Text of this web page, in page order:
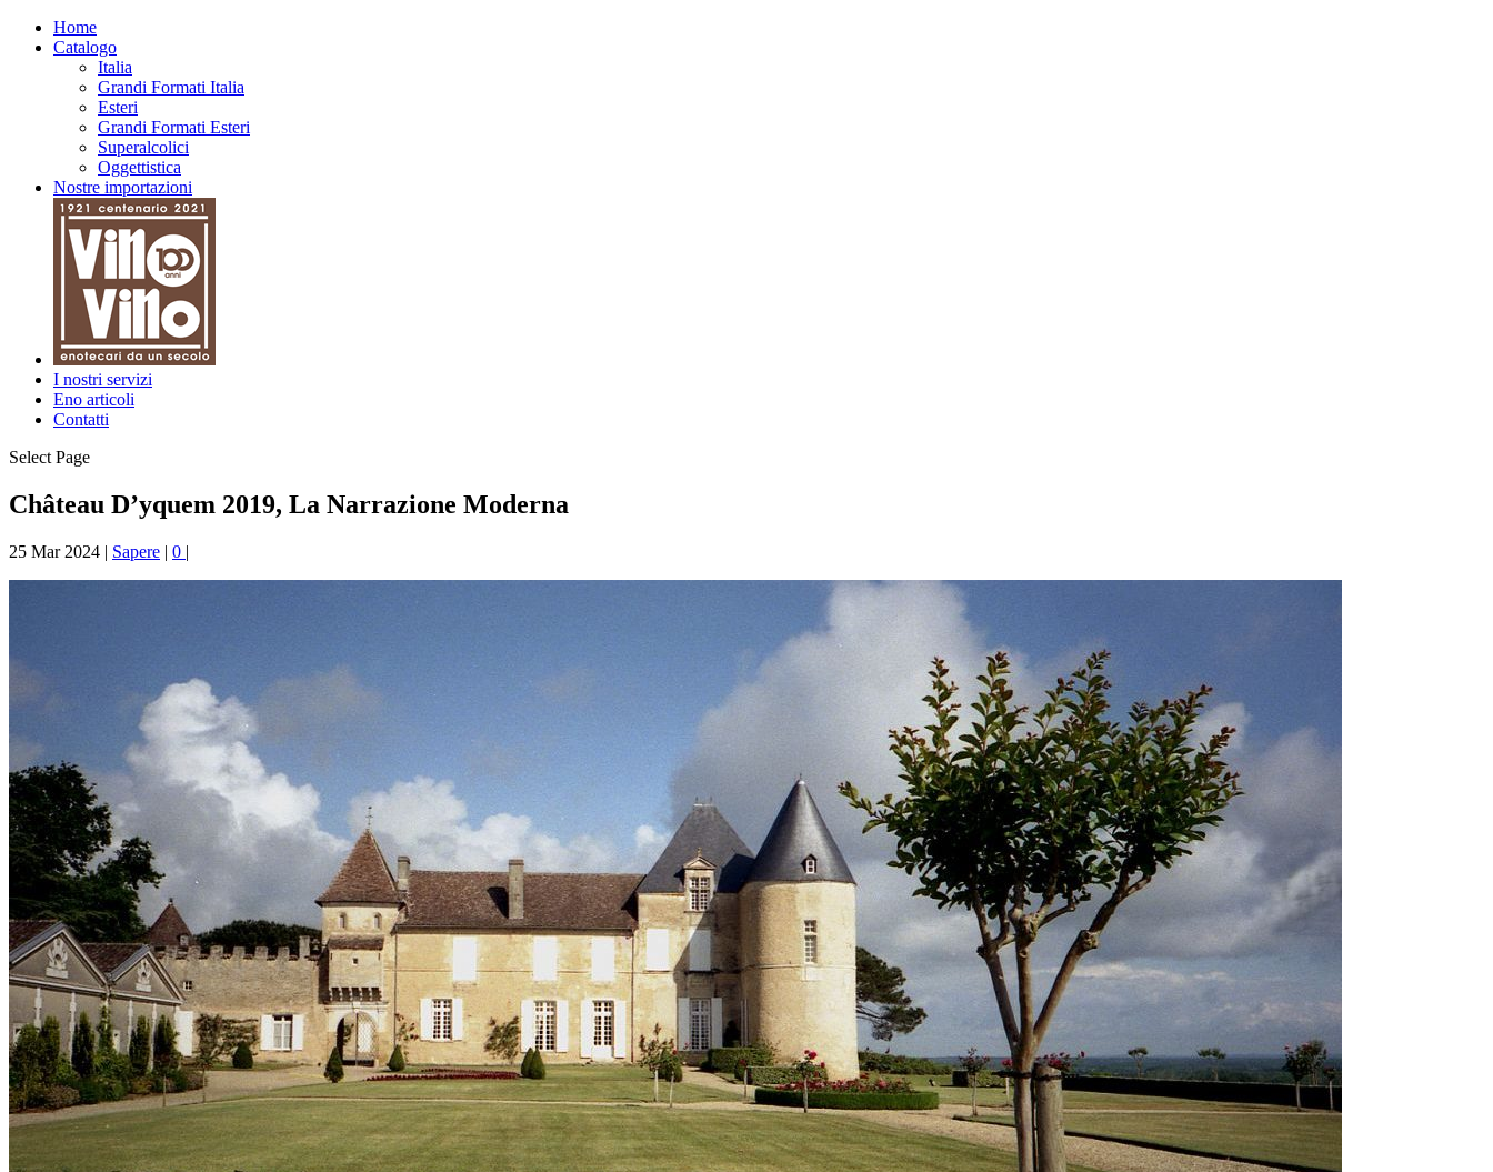
Home
Catalogo
Italia
Grandi Formati Italia
Esteri
Grandi Formati Esteri
Superalcolici
Oggettistica
Nostre importazioni
I nostri servizi
Eno articoli
Contatti
Select Page
Château D’yquem 2019, La Narrazione Moderna
25 Mar 2024 | Sapere | 0 |